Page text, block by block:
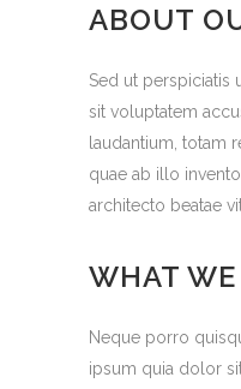
ABOUT
Sed ut perspiciatis
sit voluptatem
laudantium, totam
quae ab illo
architecto beatae
WHAT
Neque porro
ipsum quia dolor